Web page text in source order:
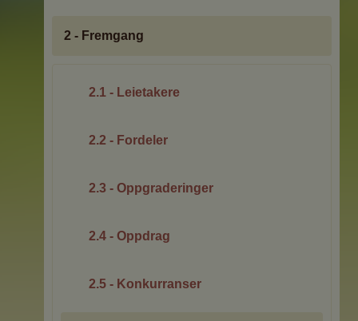
2 - Fremgang
2.1 - Leietakere
2.2 - Fordeler
2.3 - Oppgraderinger
2.4 - Oppdrag
2.5 - Konkurranser